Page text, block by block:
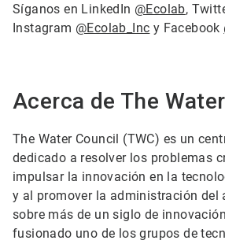
Síganos en LinkedIn @Ecolab,
Instagram @Ecolab_Inc y Facebook
Acerca de The
The Water Council (TWC) es un
dedicado a resolver los problemas
impulsar la innovación en la
y al promover la administración del
sobre más de un siglo de
fusionado uno de los grupos de